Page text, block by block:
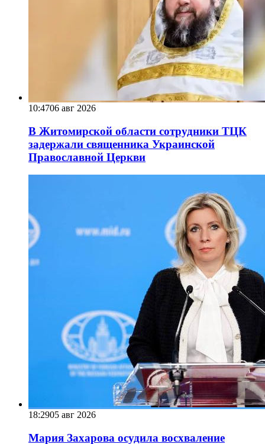
10:4706 авг 2026
В Житомирской области сотрудники ТЦК
задержали священника Украинской
Православной Церкви
18:2905 авг 2026
Мария Захарова осудила восхваление